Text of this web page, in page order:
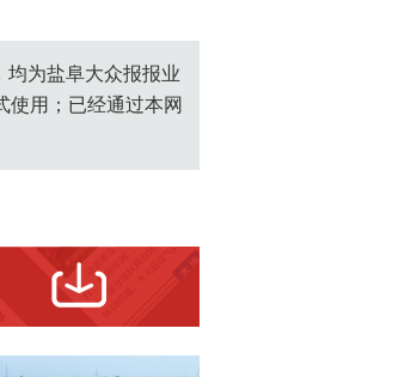
均为盐阜大众报报业
使用；已经通过本网